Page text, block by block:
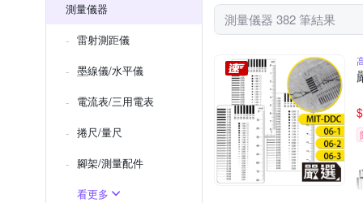
測量儀器
雷射測距儀
墨線儀/水平儀
電流表/三用電表
捲尺/量尺
腳架/測量配件
看更多
測量儀器 382 筆結果
$